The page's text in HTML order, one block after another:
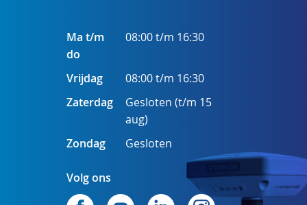
Ma t/m
do
08:00 t/m 16:30
Vrijdag
08:00 t/m 16:30
Zaterdag
Gesloten (t/m 15
aug)
Zondag
Gesloten
Volg ons